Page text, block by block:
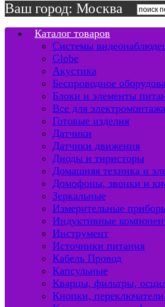
Ваш город: Москва
Каталог товаров
Системы
Globe
Акустика
Беспроводное
Блоки и элементы
Все для электромонтажа
Готовые изделия
Датчики
Датчики движения
Диоды и тиристоры
Домашняя техника и
Домофоны, звонки и
Зеркальные
Измерительные
Индуктивные
Инструмент
Источники питания
Кабель Провод
Капсульные
Кварцы, фильтры,
Кнопки,